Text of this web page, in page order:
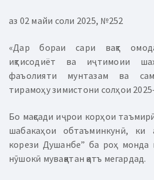
аз 02 майи соли 2025, №252
«Дар бораи сари вақт
иқтисодиёт ва иҷтимоии
фаъолияти мунтазам ва
тирамоҳу зимистони солҳои
Бо мақсади иҷрои корҳои
шабакаҳои обтаъминкунӣ,
корези Душанбе” ба роҳ монда
нӯшокӣ муваққатан қатъ мегардад.